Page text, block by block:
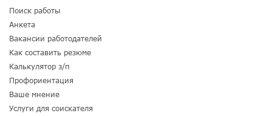
Поиск работы
Анкета
Вакансии работодателей
Как составить резюме
Калькулятор з/п
Профориентация
Ваше мнение
Услуги для соискателя